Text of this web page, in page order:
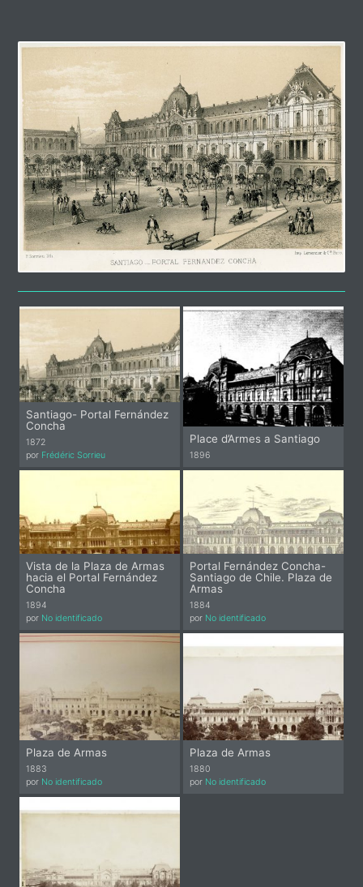
Santiago- Portal Fernández
Concha
1872
por Frédéric Sorrieu
Place d’Armes a Santiago
1896
Vista de la Plaza de Armas
hacia el Portal Fernández
Concha
1894
por No identificado
Portal Fernández Concha-
Santiago de Chile. Plaza de
Armas
1884
por No identificado
Plaza de Armas
1883
por No identificado
Plaza de Armas
1880
por No identificado